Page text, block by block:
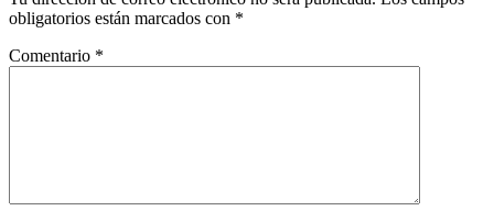
obligatorios están marcados con *
Comentario *